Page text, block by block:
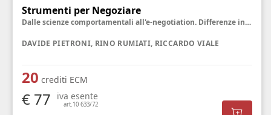
Strumenti per Negoziare
Dalle scienze comportamentali all'e-negotiation. Differenze individuali e culturali
DAVIDE PIETRONI, RINO RUMIATI, RICCARDO VIALE
20 crediti ECM
€ 77 iva esente
art.10 633/72